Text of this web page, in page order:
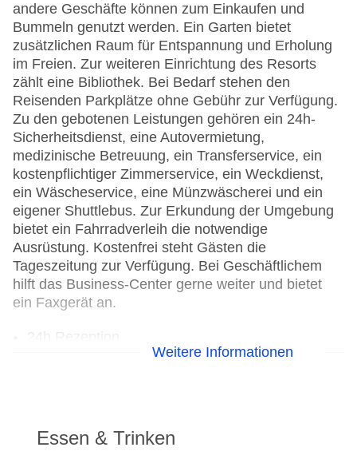
andere Geschäfte können zum Einkaufen und
Bummeln genutzt werden. Ein Garten bietet
zusätzlichen Raum für Entspannung und Erholung
im Freien. Zur weiteren Einrichtung des Resorts
zählt eine Bibliothek. Bei Bedarf stehen den
Reisenden Parkplätze ohne Gebühr zur Verfügung.
Zu den gebotenen Leistungen gehören ein 24h-
Sicherheitsdienst, eine Autovermietung,
medizinische Betreuung, ein Transferservice, ein
kostenpflichtiger Zimmerservice, ein Weckdienst,
ein Wäscheservice, eine Münzwäscherei und ein
eigener Shuttlebus. Zur Erkundung der Umgebung
bietet ein Fahrradverleih die notwendige
Ausrüstung. Kostenfrei steht Gästen die
Tageszeitung zur Verfügung. Bei Geschäftlichem
hilft das Business-Center gerne weiter und bietet
ein Faxgerät an.
Garten
Hoteleröffnung: 1991
Weitere Informationen
Essen & Trinken